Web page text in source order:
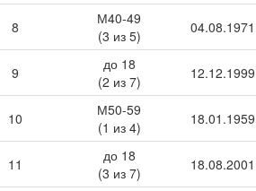
8
М40-49
(3 из 5)
04.08.1971
9
до 18
(2 из 7)
12.12.1999
10
М50-59
(1 из 4)
18.01.1959
11
до 18
(3 из 7)
18.08.2001